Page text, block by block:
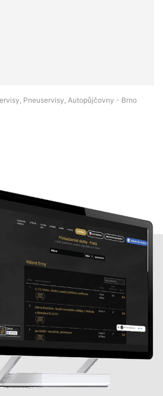
Pneuservisy, Autopůjčovny - Brno